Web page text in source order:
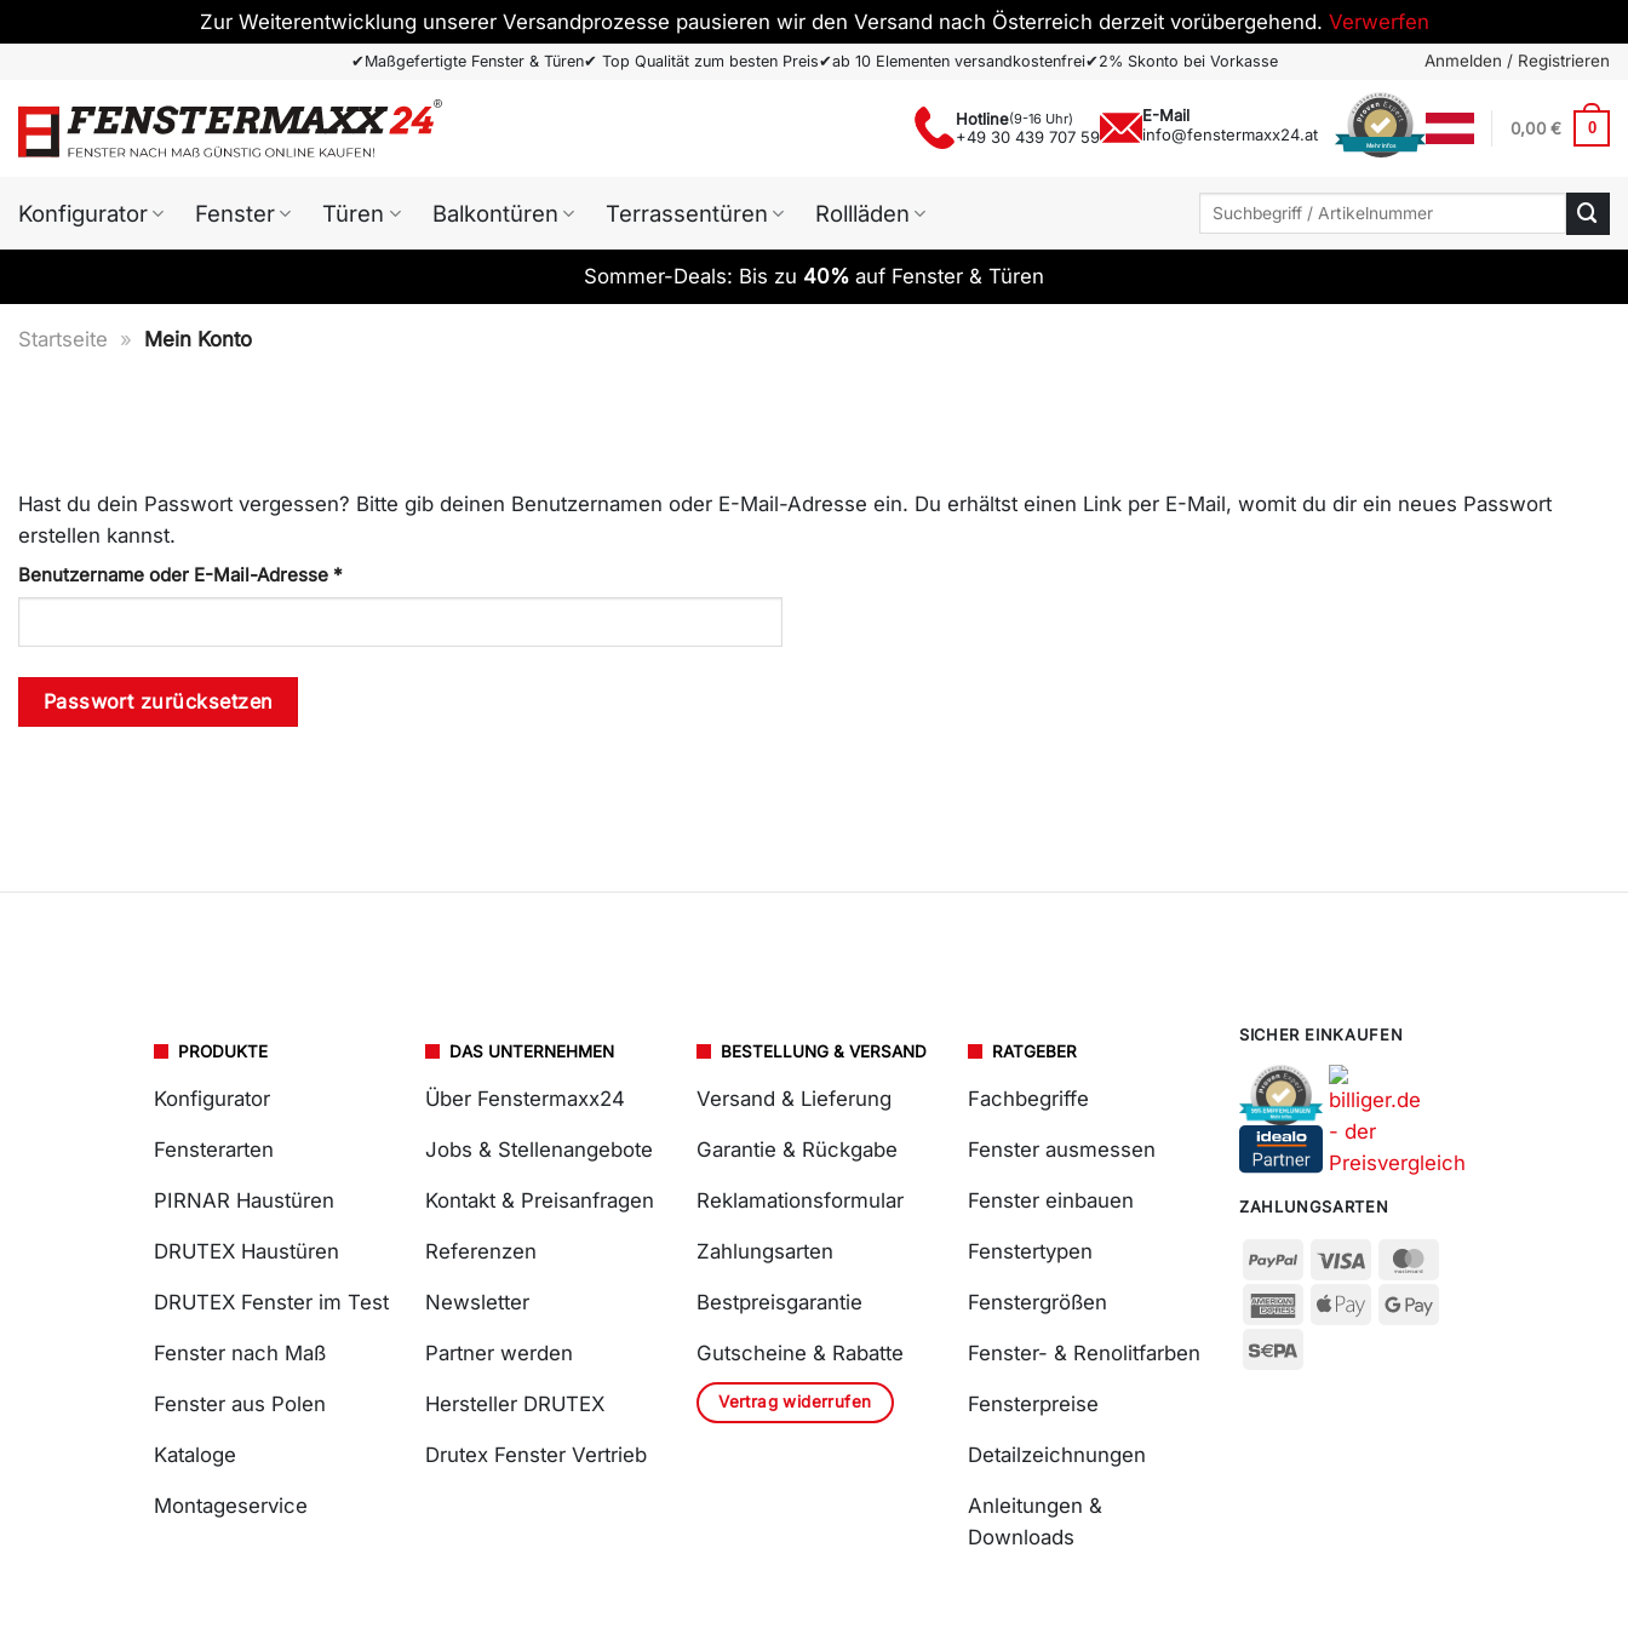
Zur Weiterentwicklung unserer Versandprozesse pausieren wir den Versand nach Österreich derzeit vorübergehend. Verwerfen
springen
✔Maßgefertigte Fenster & Türen✔ Top Qualität zum besten Preis✔ab 10 Elementen versandkostenfrei✔2% Skonto bei Vorkasse Anmelden / Registrieren
Hotline(9-16 Uhr)
+49 30 439 707 59
E-Mail
info@fenstermaxx24.at
Mehr Infos
0,00€ 0
Konfigurator Fenster Türen Balkontüren Terrassentüren Rollläden
Suchen
Sommer-Deals: Bis zu 40% auf Fenster & Türen
Startseite » Mein Konto
Hast du dein Passwort vergessen? Bitte gib deinen Benutzernamen oder E-Mail-Adresse ein. Du erhältst einen Link per E-Mail, womit du dir ein neues Passwort
erstellen kannst.
Benutzername oder E-Mail-Adresse *Erforderlich
Passwort zurücksetzen
PRODUKTE
Konfigurator
Fensterarten
PIRNAR Haustüren
DRUTEX Haustüren
DRUTEX Fenster im Test
Fenster nach Maß
Fenster aus Polen
Kataloge
Montageservice
DAS UNTERNEHMEN
Über Fenstermaxx24
Jobs & Stellenangebote
Kontakt & Preisanfragen
Referenzen
Newsletter
Partner werden
Hersteller DRUTEX
Drutex Fenster Vertrieb
BESTELLUNG & VERSAND
Versand & Lieferung
Garantie & Rückgabe
Reklamationsformular
Zahlungsarten
Bestpreisgarantie
Gutscheine & Rabatte
Vertrag widerrufen
RATGEBER
Fachbegriffe
Fenster ausmessen
Fenster einbauen
Fenstertypen
Fenstergrößen
Fenster- & Renolitfarben
Fensterpreise
Detailzeichnungen
Anleitungen &
Downloads
SICHER EINKAUFEN
ZAHLUNGSARTEN